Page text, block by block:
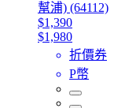
幫浦) (64112)
$1,390
$1,980
折價券
P幣